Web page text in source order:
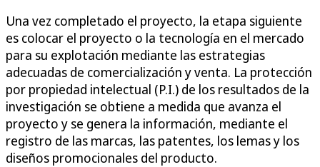
Una vez completado el proyecto, la etapa siguiente
es colocar el proyecto o la tecnología en el mercado
para su explotación mediante las estrategias
adecuadas de comercialización y venta. La protección
por propiedad intelectual (P.I.) de los resultados de la
investigación se obtiene a medida que avanza el
proyecto y se genera la información, mediante el
registro de las marcas, las patentes, los lemas y los
diseños promocionales del producto.